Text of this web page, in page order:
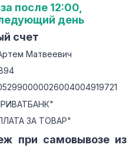
после 12:00,
день
счет
Матвеевич
ЗА ТОВАР"
при самовывозе из